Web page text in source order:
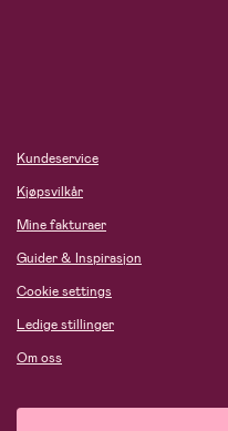
Kundeservice
Kjøpsvilkår
Mine fakturaer
Guider & Inspirasjon
Cookie settings
Ledige stillinger
Om oss